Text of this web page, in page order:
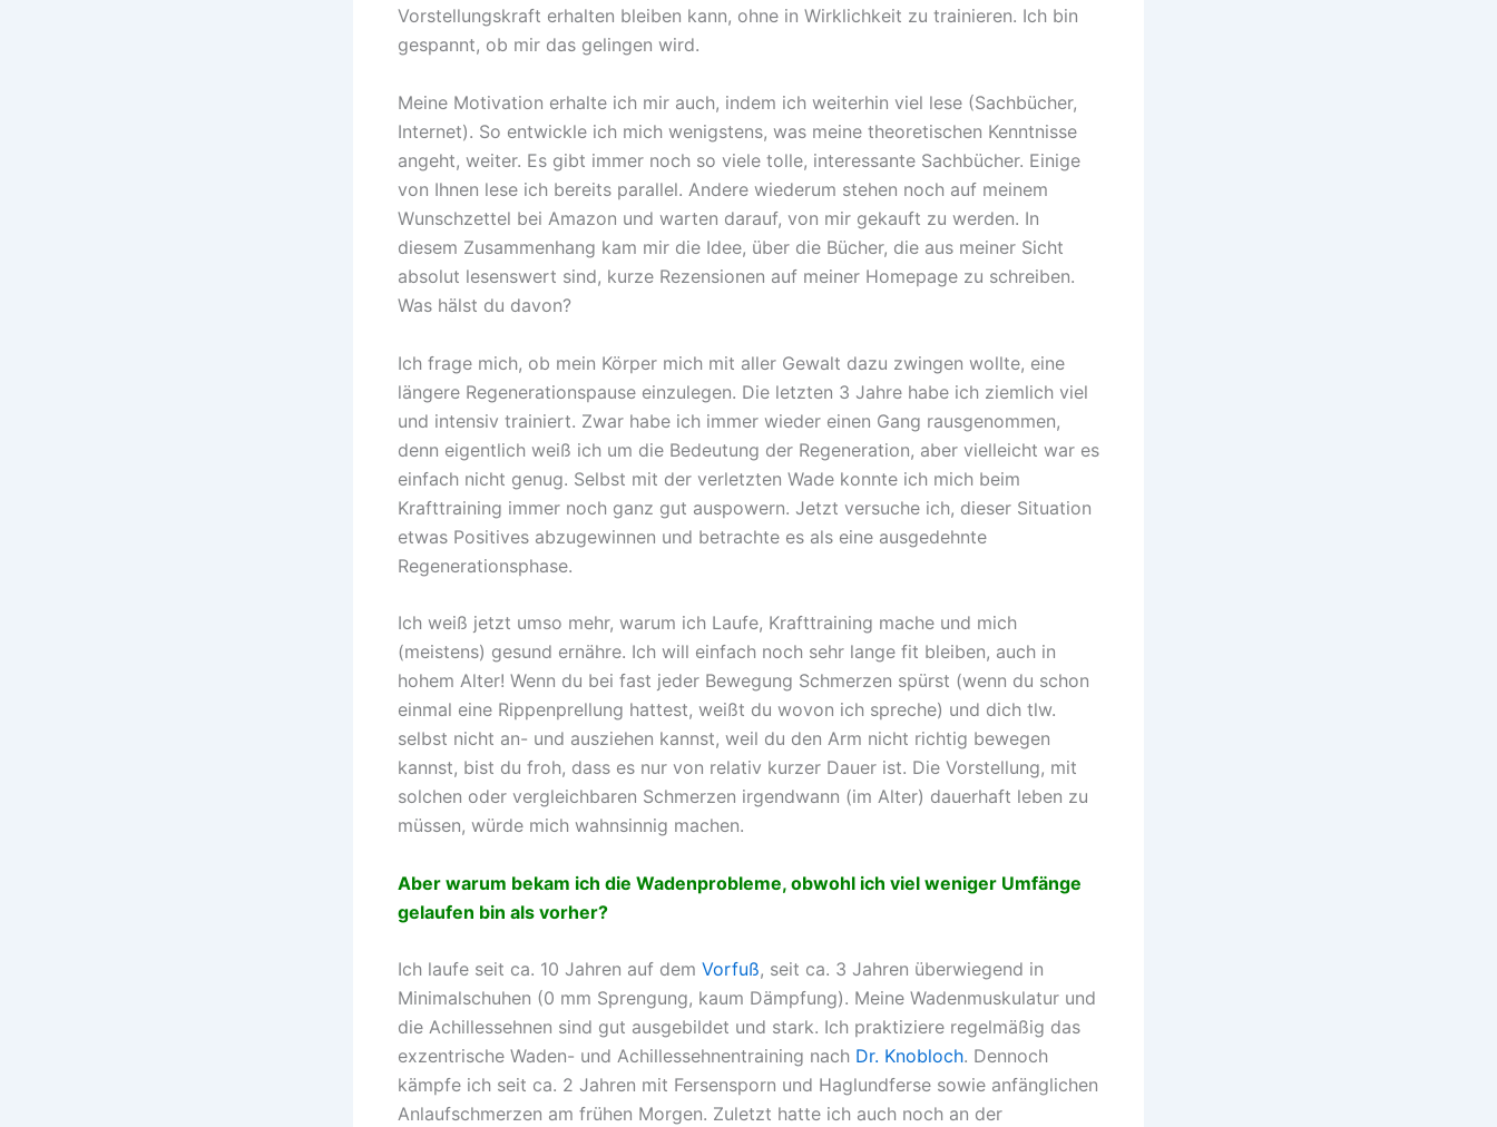
Vorstellungskraft erhalten bleiben kann, ohne in Wirklichkeit zu trainieren. Ich bin
gespannt, ob mir das gelingen wird.
Meine Motivation erhalte ich mir auch, indem ich weiterhin viel lese (Sachbücher,
Internet). So entwickle ich mich wenigstens, was meine theoretischen Kenntnisse
angeht, weiter. Es gibt immer noch so viele tolle, interessante Sachbücher. Einige
von Ihnen lese ich bereits parallel. Andere wiederum stehen noch auf meinem
Wunschzettel bei Amazon und warten darauf, von mir gekauft zu werden. In
diesem Zusammenhang kam mir die Idee, über die Bücher, die aus meiner Sicht
absolut lesenswert sind, kurze Rezensionen auf meiner Homepage zu schreiben.
Was hälst du davon?
Ich frage mich, ob mein Körper mich mit aller Gewalt dazu zwingen wollte, eine
längere Regenerationspause einzulegen. Die letzten 3 Jahre habe ich ziemlich viel
und intensiv trainiert. Zwar habe ich immer wieder einen Gang rausgenommen,
denn eigentlich weiß ich um die Bedeutung der Regeneration, aber vielleicht war es
einfach nicht genug. Selbst mit der verletzten Wade konnte ich mich beim
Krafttraining immer noch ganz gut auspowern. Jetzt versuche ich, dieser Situation
etwas Positives abzugewinnen und betrachte es als eine ausgedehnte
Regenerationsphase.
Ich weiß jetzt umso mehr, warum ich Laufe, Krafttraining mache und mich
(meistens) gesund ernähre. Ich will einfach noch sehr lange fit bleiben, auch in
hohem Alter! Wenn du bei fast jeder Bewegung Schmerzen spürst (wenn du schon
einmal eine Rippenprellung hattest, weißt du wovon ich spreche) und dich tlw.
selbst nicht an- und ausziehen kannst, weil du den Arm nicht richtig bewegen
kannst, bist du froh, dass es nur von relativ kurzer Dauer ist. Die Vorstellung, mit
solchen oder vergleichbaren Schmerzen irgendwann (im Alter) dauerhaft leben zu
müssen, würde mich wahnsinnig machen.
Aber warum bekam ich die Wadenprobleme, obwohl ich viel weniger Umfänge
gelaufen bin als vorher?
Ich laufe seit ca. 10 Jahren auf dem Vorfuß, seit ca. 3 Jahren überwiegend in
Minimalschuhen (0 mm Sprengung, kaum Dämpfung). Meine Wadenmuskulatur und
die Achillessehnen sind gut ausgebildet und stark. Ich praktiziere regelmäßig das
exzentrische Waden- und Achillessehnentraining nach Dr. Knobloch. Dennoch
kämpfe ich seit ca. 2 Jahren mit Fersensporn und Haglundferse sowie anfänglichen
Anlaufschmerzen am frühen Morgen. Zuletzt hatte ich auch noch an der